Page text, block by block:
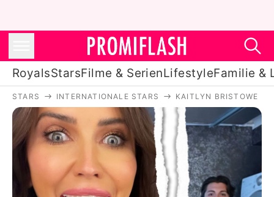
RoyalsStarsFilme & SerienLifestyleFamilie &
Royals
Stars
Filme & Serien
Lifestyle
STARS INTERNATIONALE STARS KAITLYN BRISTOWE